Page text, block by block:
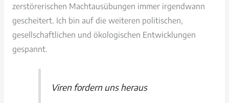
zerstörerischen Machtausübungen immer irgendwann
gescheitert. Ich bin auf die weiteren politischen,
gesellschaftlichen und ökologischen Entwicklungen
gespannt.
Viren fordern uns heraus